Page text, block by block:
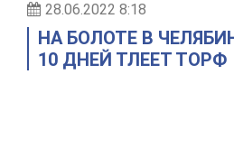
28.06.2022 8:18
НА БОЛОТЕ В
10 ДНЕЙ ТЛЕЕТ ТОРФ